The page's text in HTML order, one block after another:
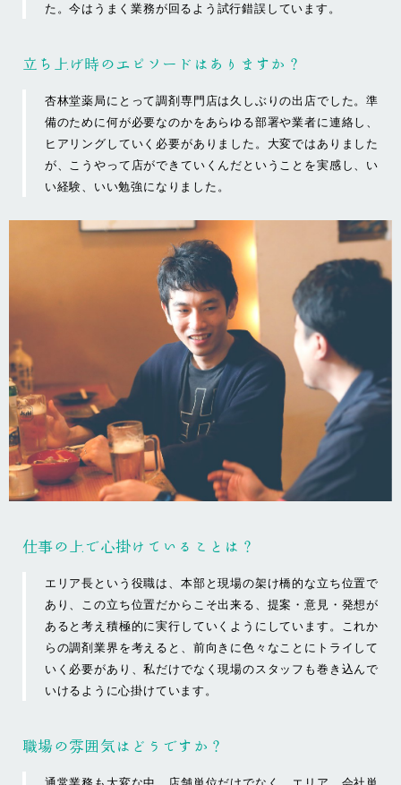
た。今はうまく業務が回るよう試行錯誤しています。
立ち上げ時のエピソードはありますか？
杏林堂薬局にとって調剤専門店は久しぶりの出店でした。準
備のために何が必要なのかをあらゆる部署や業者に連絡し、
ヒアリングしていく必要がありました。大変ではありました
が、こうやって店ができていくんだということを実感し、い
い経験、いい勉強になりました。
仕事の上で心掛けていることは？
エリア長という役職は、本部と現場の架け橋的な立ち位置で
あり、この立ち位置だからこそ出来る、提案・意見・発想が
あると考え積極的に実行していくようにしています。これか
らの調剤業界を考えると、前向きに色々なことにトライして
いく必要があり、私だけでなく現場のスタッフも巻き込んで
いけるように心掛けています。
職場の雰囲気はどうですか？
通常業務も大変な中、店舗単位だけでなく、エリア、会社単